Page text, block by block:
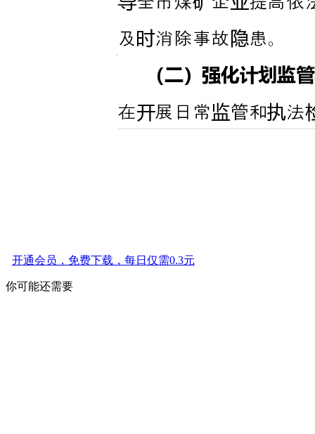
开通会员，免费下载，每日仅需0.3元
你可能还需要